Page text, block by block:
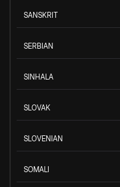
SANSKRIT
SERBIAN
SINHALA
SLOVAK
SLOVENIAN
SOMALI